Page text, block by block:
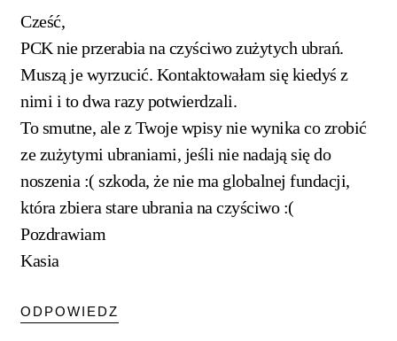
Cześć,
PCK nie przerabia na czyściwo zużytych ubrań.
Muszą je wyrzucić. Kontaktowałam się kiedyś z
nimi i to dwa razy potwierdzali.
To smutne, ale z Twoje wpisy nie wynika co zrobić
ze zużytymi ubraniami, jeśli nie nadają się do
noszenia :( szkoda, że nie ma globalnej fundacji,
która zbiera stare ubrania na czyściwo :(
Pozdrawiam
Kasia
ODPOWIEDZ